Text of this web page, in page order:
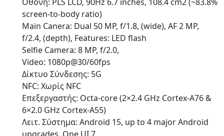
screen-to-body ratio)
Main Canera: Dual 50 MP, f/1.8, (wide), AF 2 MP,
f/2.4, (depth), Features: LED flash
Selfie Camera: 8 MP, f/2.0,
Video: 1080p@30/60fps
Δίκτυο Σύνδεσης: 5G
NFC: Χωρίς NFC
Επεξεργαστής: Octa-core (2×2.4 GHz Cortex-A76 &
6×2.0 GHz Cortex-A55)
Λειτ. Σύστημα: Android 15, up to 4 major Android